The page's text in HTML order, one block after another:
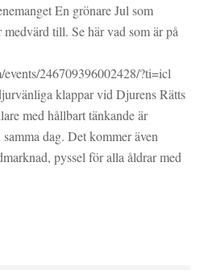
En grönare Jul som
till. Se här vad som är på
246709396002428/?ti=icl
klappar vid Djurens Rätts
med hållbart tänkande är
dag. Det kommer även
pyssel för alla åldrar med